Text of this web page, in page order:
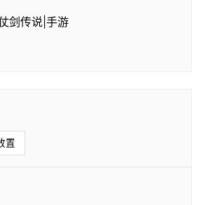
剑传说|手游
置